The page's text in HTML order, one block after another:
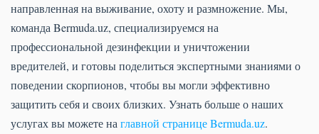
направленная на выживание, охоту и размножение. Мы,
команда Bermuda.uz, специализируемся на
профессиональной дезинфекции и уничтожении
вредителей, и готовы поделиться экспертными знаниями о
поведении скорпионов, чтобы вы могли эффективно
защитить себя и своих близких. Узнать больше о наших
услугах вы можете наглавной странице Bermuda.uz.